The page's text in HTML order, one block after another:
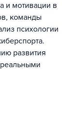
и мотивации в
команды
психологии
развития
реальными